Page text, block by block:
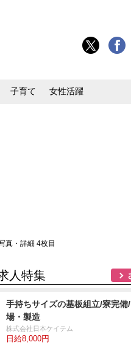
子育て 女性活躍
真・詳細 4枚目
人特集
手持ちサイズの基板組立/寮完備
場・製造
株式会社日本ケイテム
日給8,000円